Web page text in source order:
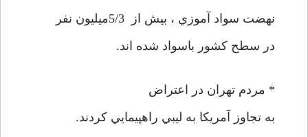
نهضت سواد آموزي ، بيش از 5/3ميليون نفر
در سطح کشور باسواد شده اند.
* مردم تهران در اعتراض
به تجاوز آمريکا به ليبي راهپيمايي کردند.